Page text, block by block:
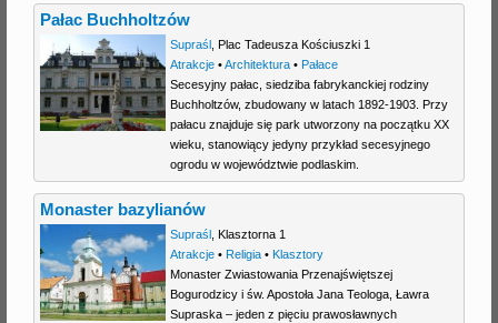
Pałac Buchholtzów
Supraśl, Plac Tadeusza Kościuszki 1
Atrakcje•Architektura• Pałace
Secesyjny pałac, siedziba fabrykanckiej rodziny
Buchholtzów, zbudowany w latach 1892-1903. Przy
pałacu znajduje się park utworzony na początku XX
wieku, stanowiący jedyny przykład secesyjnego
ogrodu w województwie podlaskim.
Monaster bazylianów
Supraśl, Klasztorna 1
Atrakcje• Religia• Klasztory
Monaster Zwiastowania Przenajświętszej
Bogurodzicy i św. Apostoła Jana Teologa, Ławra
Supraska – jeden z pięciu prawosławnych